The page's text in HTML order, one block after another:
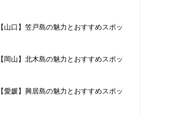
【山口】笠戸島の魅力とおすすめスポッ
【岡山】北木島の魅力とおすすめスポッ
【愛媛】興居島の魅力とおすすめスポッ